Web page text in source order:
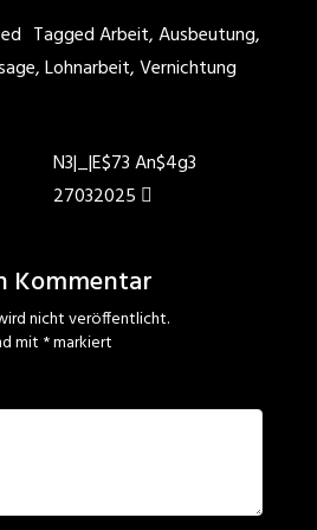
TaggedArbeit,Ausbeutung,
,Lohnarbeit,Vernichtung
N3|_|E$73 An$4g3
27032025
Kommentar
nicht veröffentlicht.
mit *markiert